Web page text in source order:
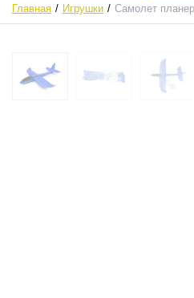
Главная Игрушки Самолет